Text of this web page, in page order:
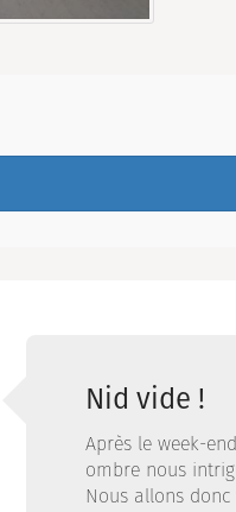
Nid vide !
Après le week-
ombre nous
Nous allons